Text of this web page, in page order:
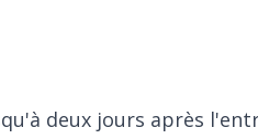
deux jours après